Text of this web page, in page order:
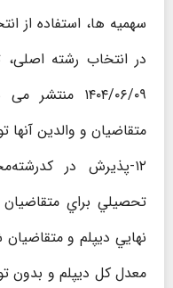
سهمیه ها، استفاده از
در انتخاب رشته اصلی،
۱۴۰۴/۰۶/۰۹
متقاضیان و والدین
۱۲-پذیرش در
تحصيلي براي
نهايي ديپلم و
معدل کل ديپلم و بدون